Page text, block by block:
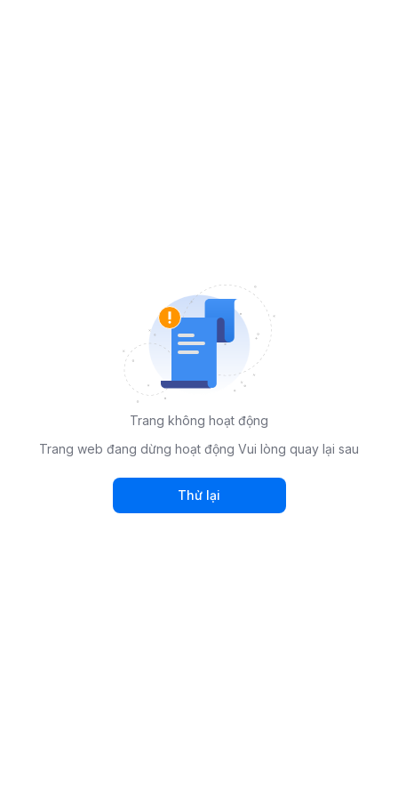
Trang không hoạt động
Trang web đang dừng hoạt động Vui lòng quay lại sau
Thử lại